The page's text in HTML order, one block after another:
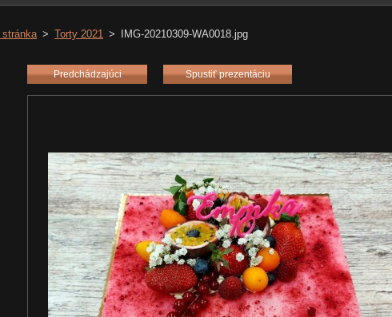
stránka > Torty 2021 > IMG-20210309-WA0018.jpg
Predchádzajúci Spustiť prezentáciu